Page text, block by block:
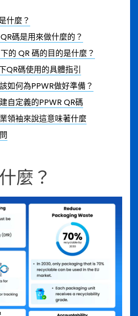
什麼？
碼是用來做什麼的？
的 QR 碼的目的是什麼？
QR碼使用的具體指引
如何為PPWR做好準備？
自定義的PPWR QR碼
領袖來說這意味著什麼
麼？